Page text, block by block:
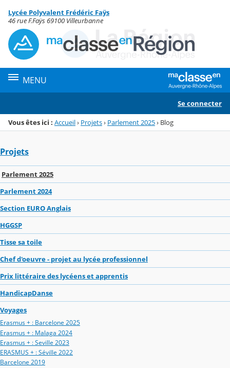
Menu de la rubrique
Contenu
Lycée Polyvalent Frédéric Faÿs
46 rue F.Faÿs 69100 Villeurbanne
MENU
Se connecter
Vous êtes ici : Accueil› Projets› Parlement 2025› Blog
Projets
Parlement 2025
Parlement 2024
Section EURO Anglais
HGGSP
Tisse sa toile
Chef d'oeuvre - projet au lycée professionnel
Prix littéraire des lycéens et apprentis
HandicapDanse
Voyages
Erasmus + : Barcelone 2025
Erasmus + : Malaga 2024
Erasmus + : Seville 2023
ERASMUS + : Séville 2022
Barcelone 2019